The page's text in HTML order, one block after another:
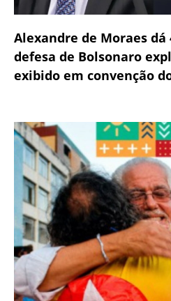
Alexandre de Moraes dá
defesa de Bolsonaro
exibido em convenção